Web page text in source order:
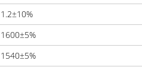
1.2±10%
1600±5%
1540±5%